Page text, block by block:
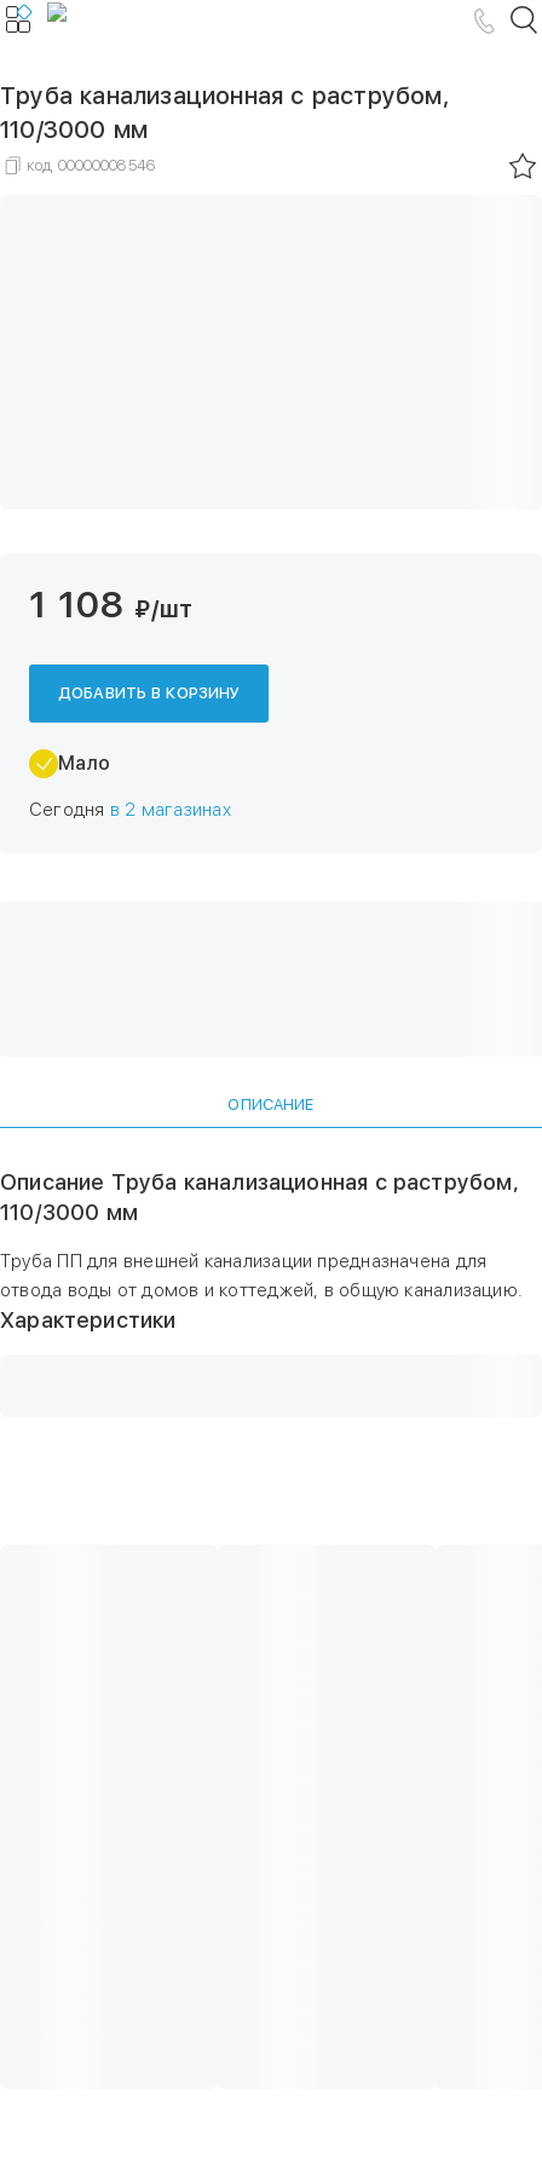
Труба канализационная с раструбом,
110/3000 мм
код 00000008546
1 108 ₽/шт
ДОБАВИТЬ В КОРЗИНУ
Мало
Сегодня в 2 магазинах
ОПИСАНИЕ
Описание Труба канализационная с раструбом,
110/3000 мм
Труба ПП для внешней канализации предназначена для
отвода воды от домов и коттеджей, в общую канализацию.
Характеристики